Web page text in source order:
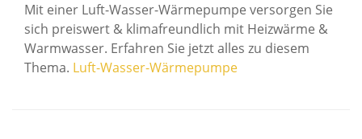
Mit einer Luft-Wasser-Wärmepumpe versorgen Sie
sich preiswert & klimafreundlich mit Heizwärme &
Warmwasser. Erfahren Sie jetzt alles zu diesem
Thema. Luft-Wasser-Wärmepumpe